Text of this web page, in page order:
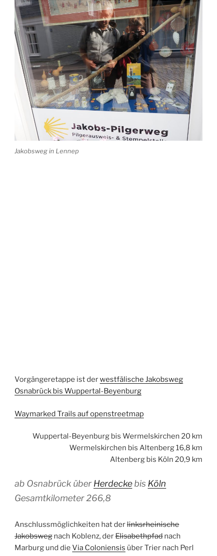
Jakobsweg in Lennep
Vorgängeretappe ist derwestfälische Jakobsweg
Osnabrück bis Wuppertal-Beyenburg
Waymarked Trails auf openstreetmap
Wuppertal-Beyenburg bis Wermelskirchen 20 km
Wermelskirchen bis Altenberg 16,8 km
Altenberg bis Köln 20,9 km
ab Osnabrück über Herdecke bis Köln
Gesamtkilometer 266,8
Anschlussmöglichkeiten hat derlinksrheinische
Jakobsweg nach Koblenz, derElisabethpfad nach
Marburg und die Via Coloniensis über Trier nach Perl